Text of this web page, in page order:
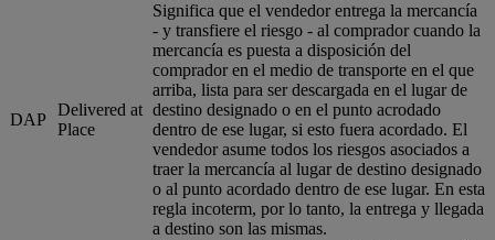
DAP
Delivered at
Place
Significa que el vendedor entrega la mercancía
- y transfiere el riesgo - al comprador cuando la
mercancía es puesta a disposición del
comprador en el medio de transporte en el que
arriba, lista para ser descargada en el lugar de
destino designado o en el punto acrodado
dentro de ese lugar, si esto fuera acordado. El
vendedor asume todos los riesgos asociados a
traer la mercancía al lugar de destino designado
o al punto acordado dentro de ese lugar. En esta
regla incoterm, por lo tanto, la entrega y llegada
a destino son las mismas.